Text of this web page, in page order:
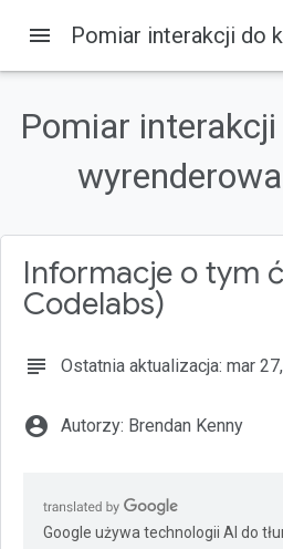
Codelabs
1. Wprowadzenie
Wymagania wstępne
Co będzie potrzebne
menu
Pomiar
Informacje o tym
Codelabs)
subject Ostatnia aktualizacja: mar
account_circle Autorzy: Brendan Kenny
Google używa technologii AI do